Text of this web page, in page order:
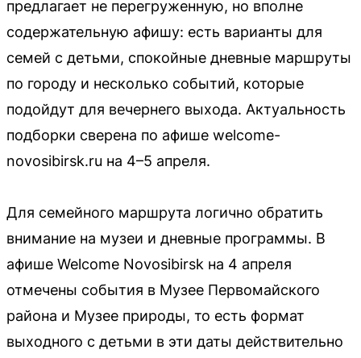
предлагает не перегруженную, но вполне
содержательную афишу: есть варианты для
семей с детьми, спокойные дневные маршруты
по городу и несколько событий, которые
подойдут для вечернего выхода. Актуальность
подборки сверена по афише welcome-
novosibirsk.ru на 4–5 апреля.
Для семейного маршрута логично обратить
внимание на музеи и дневные программы. В
афише Welcome Novosibirsk на 4 апреля
отмечены события в Музее Первомайского
района и Музее природы, то есть формат
выходного с детьми в эти даты действительно